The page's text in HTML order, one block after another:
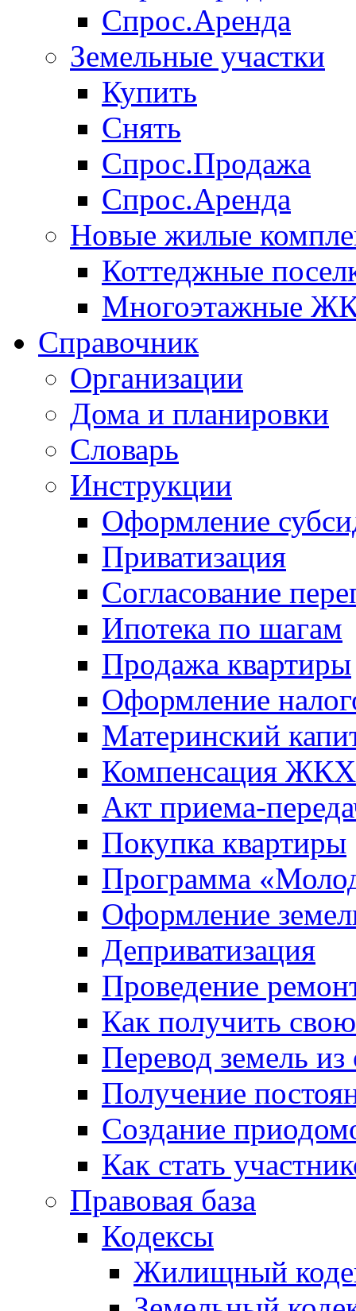
Спрос.Аренда
Земельные участки
Купить
Снять
Спрос.Продажа
Спрос.Аренда
Новые жилые
Коттеджные
Многоэтажные
Справочник
Организации
Дома и планировки
Словарь
Инструкции
Оформление
Приватизация
Согласование
Ипотека по шагам
Продажа квартиры
Оформление
Материнский
Компенсация ЖКХ
Акт приема-
Покупка квартиры
Программа
Оформление
Деприватизация
Проведение
Как получить
Перевод земель
Получение
Создание
Как стать
Правовая база
Кодексы
Жилищный